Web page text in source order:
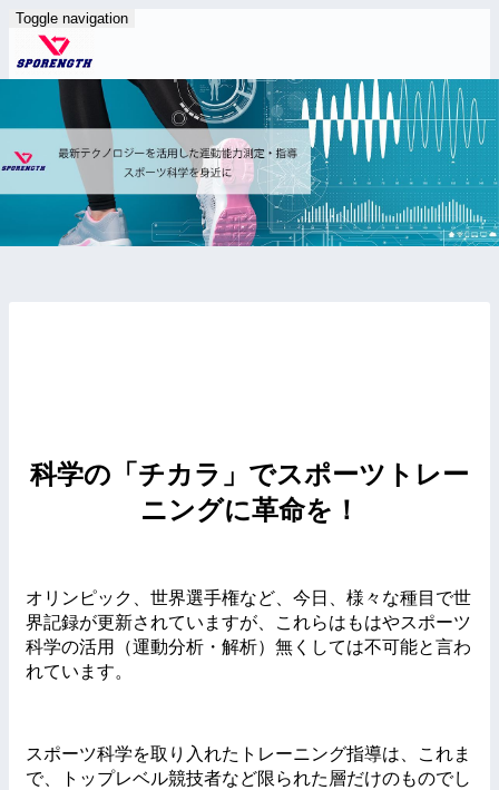
Toggle navigation
科学の「チカラ」でスポーツトレー
ニングに革命を！
オリンピック、世界選手権など、今日、様々な種目で世
界記録が更新されていますが、これらはもはやスポーツ
科学の活用（運動分析・解析）無くしては不可能と言わ
れています。
スポーツ科学を取り入れたトレーニング指導は、これま
で、トップレベル競技者など限られた層だけのものでし